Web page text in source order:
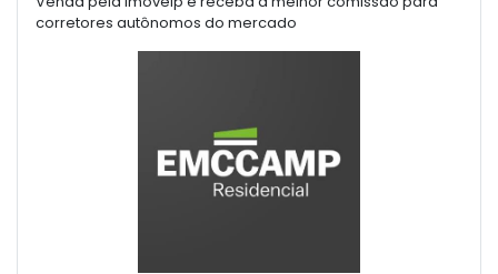
corretores autônomos do mercado